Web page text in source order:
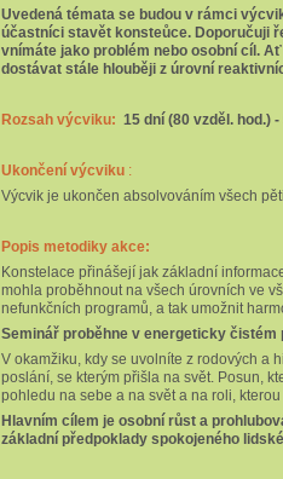
Uvedená témata se budou v rámci
účastníci stavět konsteůce. Doporučuji
vnímáte jako problém nebo osobní cíl.
dostávat stále hlouběji z úrovní
Rozsah výcviku: 15 dní (80 vzděl. hod.)
Ukončení výcviku :
Výcvik je ukončen absolvováním všech
Popis metodiky akce:
Konstelace přinášejí jak základní
mohla proběhnout na všech úrovních ve
nefunkčních programů, a tak umožnit
Seminář proběhne v energeticky
V okamžiku, kdy se uvolníte z rodových a
poslání, se kterým přišla na svět. Posun,
pohledu na sebe a na svět a na roli, kterou
Hlavním cílem je osobní růst a
základní předpoklady spokojeného